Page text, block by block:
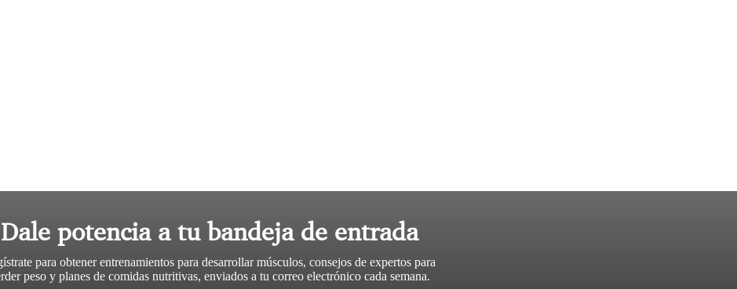
Dale potencia a tu bandeja de entrada
para obtener entrenamientos para desarrollar músculos, consejos de expertos para
peso y planes de comidas nutritivas, enviados a tu correo electrónico cada semana.